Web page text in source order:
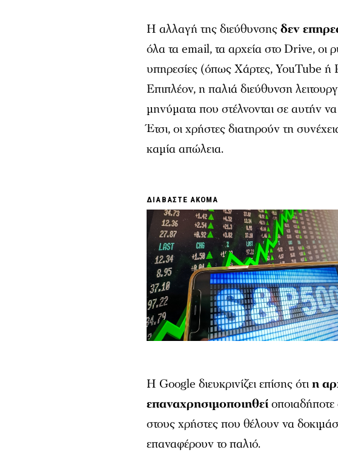
Η αλλαγή της διεύθυνσηςδεν
όλα τα email, τα αρχεία στο Drive, οι
υπηρεσίες (όπως Χάρτες, YouTube
Επιπλέον, η παλιά διεύθυνση
μηνύματα που στέλνονται σε αυτήν
Έτσι, οι χρήστες διατηρούν τη
καμία απώλεια.
ΔΙΑΒΑΣΤΕ ΑΚΟΜΑ
Η Google διευκρινίζει επίσης ότιη
επαναχρησιμοποιηθείοποιαδήποτε
στους χρήστες που θέλουν να
επαναφέρουν το παλιό.